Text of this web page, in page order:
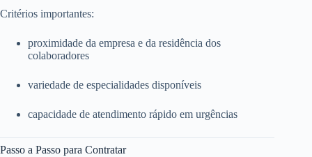
Critérios importantes:
proximidade da empresa e da residência dos
colaboradores
variedade de especialidades disponíveis
capacidade de atendimento rápido em urgências
Passo a Passo para Contratar